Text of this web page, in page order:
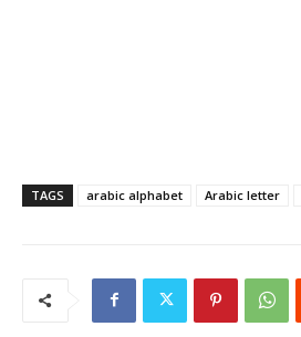
TAGS arabic alphabet Arabic letter